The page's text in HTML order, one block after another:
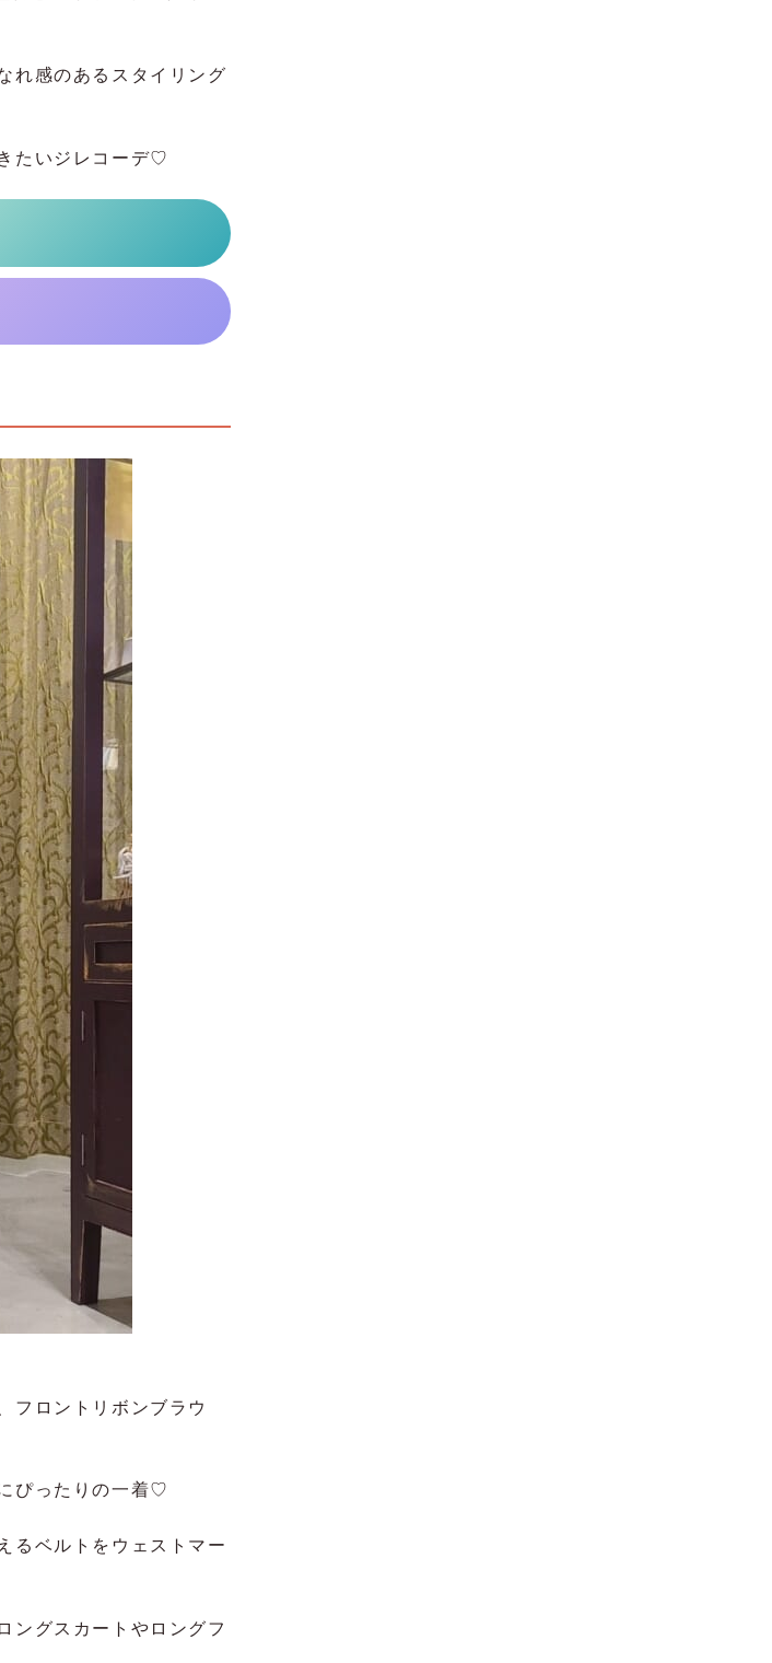
れ感のあるスタイリング
たいジレコーデ♡
フロントリボンブラウ
ぴったりの一着♡
るベルトをウェストマー
ングスカートやロングフ